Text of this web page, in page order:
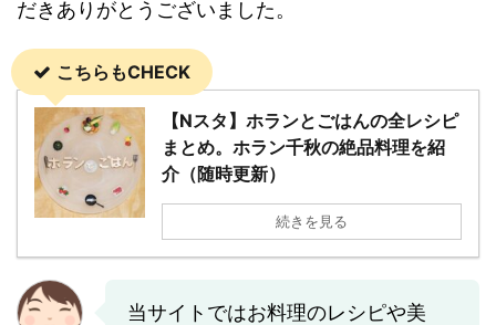
だきありがとうございました。
こちらもCHECK
【Nスタ】ホランとごはんの全レシピ
まとめ。ホラン千秋の絶品料理を紹
介（随時更新）
続きを見る
当サイトではお料理のレシピや美